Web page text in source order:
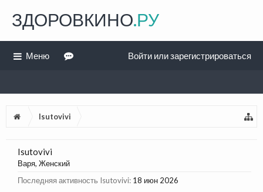
Isutovivi
Isutovivi
Варя, Женский
Последняя активность Isutovivi: 18 июн 2026
ЗДОРОВКИНО.РУ
Меню Войти или зарегистрироваться